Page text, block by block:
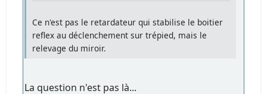
Ce n'est pas le retardateur qui stabilise le boitier
reflex au déclenchement sur trépied, mais le
relevage du miroir.
La question n'est pas là...